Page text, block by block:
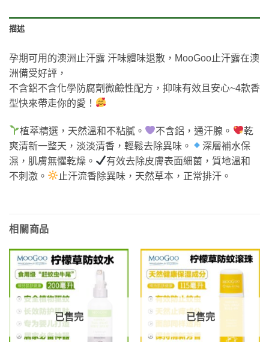
描述
孕期可用的澳洲止汗露 汗味體味退散，MooGoo止汗露在澳
洲備受好評，
不含鋁不含化學防腐劑微鹼性配方，抑味有效且安心~4款香
型快來帶走你的愛！
植萃精選，天然溫和不粘膩。 不含鋁，通汗腺。
乾
爽清新一整天，淡淡清香，輕鬆去除異味。
深層補水保
濕，肌膚無懼乾燥。
有效去除皮膚表面細菌，質地溫和
不刺激。
止汗流香除異味，天然草本，正常排汗。
相關商品
已售完 已售完